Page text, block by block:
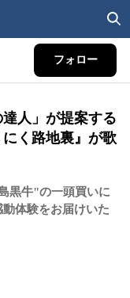
フォロー
人」が提案する
く路地裏』が歌
黒牛"の一頭買いに
体験をお届けいた